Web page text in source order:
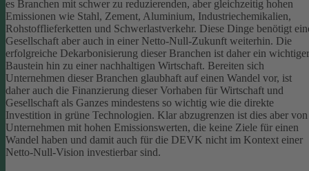
es Branchen mit schwer zu reduzierenden, aber gleichzeitig hohen
Emissionen wie Stahl, Zement, Aluminium, Industriechemikalien,
Rohstofflieferketten und Schwerlastverkehr. Diese Dinge benötigt
Gesellschaft aber auch in einer Netto-Null-Zukunft weiterhin. Die
erfolgreiche Dekarbonisierung dieser Branchen ist daher ein wichtiger
Baustein hin zu einer nachhaltigen Wirtschaft. Bereiten sich
Unternehmen dieser Branchen glaubhaft auf einen Wandel vor, ist
daher auch die Finanzierung dieser Vorhaben für Wirtschaft und
Gesellschaft als Ganzes mindestens so wichtig wie die direkte
Investition in grüne Technologien. Klar abzugrenzen ist dies aber von
Unternehmen mit hohen Emissionswerten, die keine Ziele für einen
Wandel haben und damit auch für die DEVK nicht im Kontext einer
Netto-Null-Vision investierbar sind.